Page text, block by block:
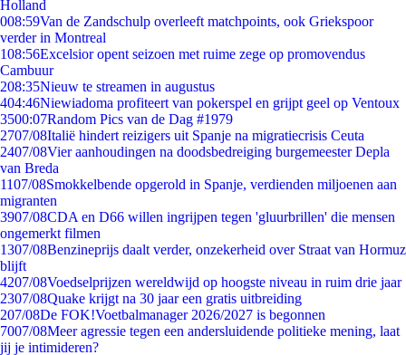
Holland
008:59Van de Zandschulp overleeft matchpoints, ook Griekspoor
verder in Montreal
108:56Excelsior opent seizoen met ruime zege op promovendus
Cambuur
208:35Nieuw te streamen in augustus
404:46Niewiadoma profiteert van pokerspel en grijpt geel op Ventoux
3500:07Random Pics van de Dag #1979
2707/08Italië hindert reizigers uit Spanje na migratiecrisis Ceuta
2407/08Vier aanhoudingen na doodsbedreiging burgemeester Depla
van Breda
1107/08Smokkelbende opgerold in Spanje, verdienden miljoenen aan
migranten
3907/08CDA en D66 willen ingrijpen tegen 'gluurbrillen' die mensen
ongemerkt filmen
1307/08Benzineprijs daalt verder, onzekerheid over Straat van Hormuz
blijft
4207/08Voedselprijzen wereldwijd op hoogste niveau in ruim drie jaar
2307/08Quake krijgt na 30 jaar een gratis uitbreiding
207/08De FOK!Voetbalmanager 2026/2027 is begonnen
7007/08Meer agressie tegen een andersluidende politieke mening, laat
jij je intimideren?